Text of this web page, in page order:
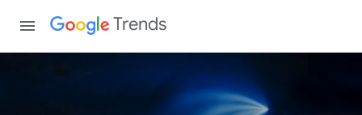
Trends